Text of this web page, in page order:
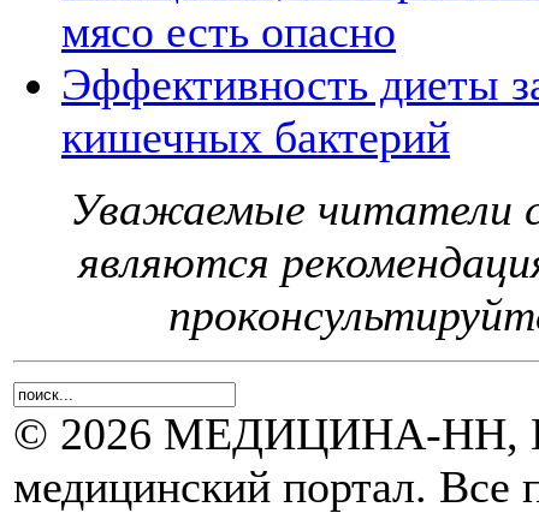
мясо есть опасно
Эффективность диеты
кишечных бактерий
Уважаемые читатели
являются
© 2026 МЕДИЦИНА-НН,
медицинский портал. Все